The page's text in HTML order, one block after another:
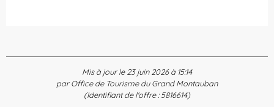
Mis à jour le 23 juin 2026 à 15:14
par Office de Tourisme du Grand Montauban
(Identifiant de l'offre :5816614)